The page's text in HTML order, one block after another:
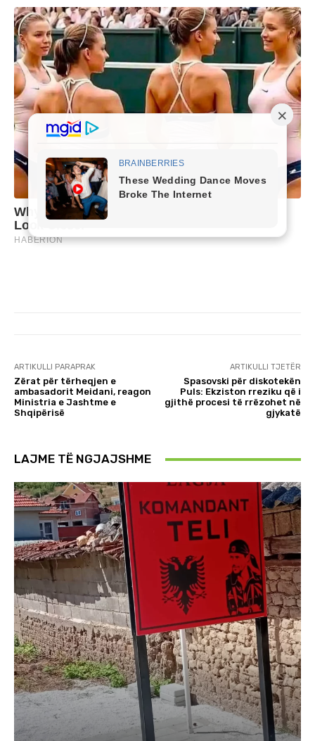
ARTIKULLI PARAPRAK
Zërat për tërheqjen e
ambasadorit Meidani, reagon
Ministria e Jashtme e
Shqipërisë
ARTIKULLI TJETËR
Spasovski për diskotekën
Puls: Ekziston rreziku që i
gjithë procesi të rrëzohet në
gjykatë
LAJME TË NGJAJSHME